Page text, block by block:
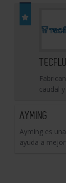
caudal
AYMING
Ayming es
ayuda a